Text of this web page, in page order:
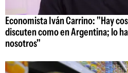
Economista Iván Carrino: "Hay
discuten como en Argentina; lo
nosotros"